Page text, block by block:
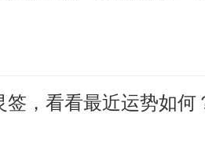
，有告诫为人应心如
异的，看收礼物的人
希望她看清楚自己想
签，看看最近运势如何